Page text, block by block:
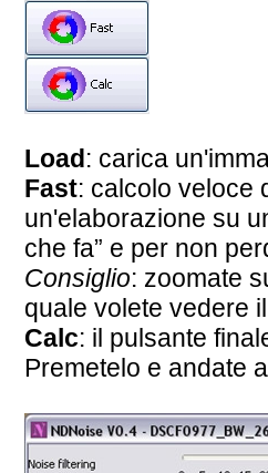
Load: carica
Fast: calcolo veloce
un'elaborazione su
che fa” e per non
Consiglio: zoomate
quale volete vedere
Calc: il pulsante
Premetelo e andate